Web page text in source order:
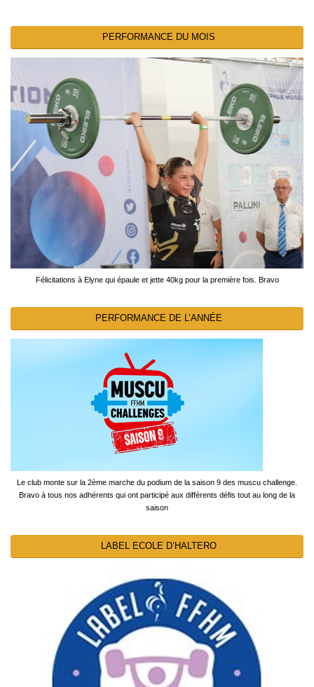
PERFORMANCE DU MOIS
Félicitations à Elyne qui épaule et jette 40kg pour la première fois. Bravo
PERFORMANCE DE L’ANNÉE
Le club monte sur la 2ème marche du podium de la saison 9 des muscu challenge.
Bravo à tous nos adhérents qui ont participé aux différents défis tout au long de la
saison
LABEL ECOLE D’HALTERO